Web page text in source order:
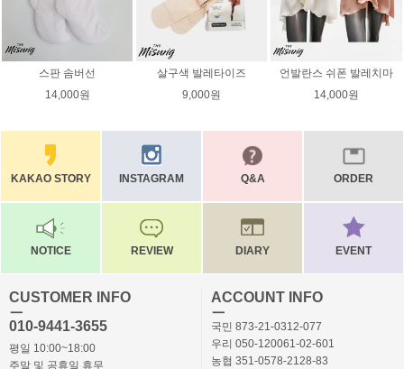
스판 솜버선
14,000원
살구색 발레타이즈
9,000원
언발란스 쉬폰 발레치마
14,000원
KAKAO STORY INSTAGRAM Q&A ORDER
NOTICE REVIEW DIARY EVENT
CUSTOMER INFO
ㅡ
010-9441-3655
평일 10:00~18:00
주말 및 공휴일 휴무
ACCOUNT INFO
ㅡ
국민 873-21-0312-077
우리 050-120061-02-601
농협 351-0578-2128-83